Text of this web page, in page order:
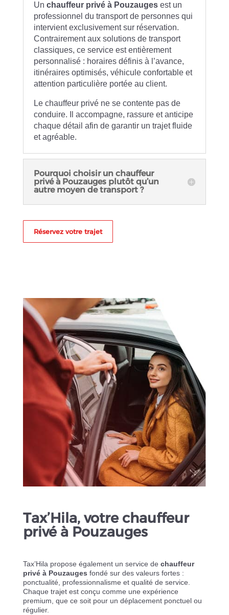
Un chauffeur privé à Pouzaugesest un
professionnel du transport de personnes qui
intervient exclusivement sur réservation.
Contrairement aux solutions de transport
classiques, ce service est entièrement
personnalisé : horaires définis à l’avance,
itinéraires optimisés, véhicule confortable et
attention particulière portée au client.
Le chauffeur privé ne se contente pas de
conduire. Il accompagne, rassure et anticipe
chaque détail afin de garantir un trajet fluide
et agréable.
Pourquoi choisir un chauffeur
privé à Pouzauges plutôt qu’un
autre moyen de transport ?
Réservez votre trajet
Tax’Hila, votre chauffeur
privé à Pouzauges
Tax’Hila propose également un service de chauffeur
privé à Pouzauges fondé sur des valeurs fortes :
ponctualité, professionnalisme et qualité de service.
Chaque trajet est conçu comme une expérience
premium, que ce soit pour un déplacement ponctuel ou
régulier.